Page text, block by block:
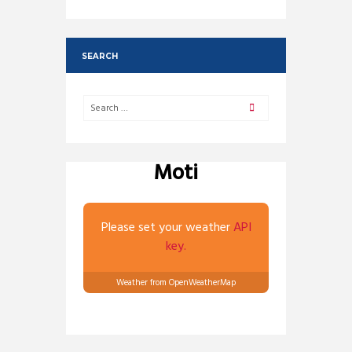
SEARCH
Moti
Please set your weatherAPI
key.
Weather from OpenWeatherMap